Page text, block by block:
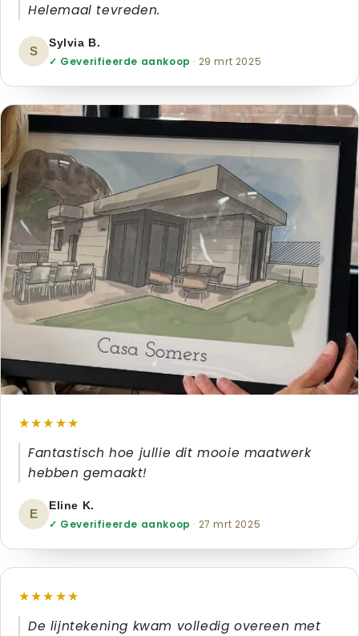
Helemaal tevreden.
S
Sylvia B.
✓ Geverifieerde aankoop · 29 mrt 2025
★★★★★
Fantastisch hoe jullie dit mooie maatwerk
hebben gemaakt!
E
Eline K.
✓ Geverifieerde aankoop · 27 mrt 2025
★★★★★
De lijntekening kwam volledig overeen met